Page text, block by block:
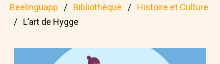
Beelinguapp Bibliothèque
Histoire et Culture
L’art de Hygge